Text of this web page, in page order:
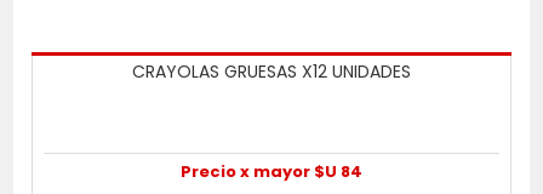
CRAYOLAS GRUESAS X12 UNIDADES
Precio x mayor $U 84